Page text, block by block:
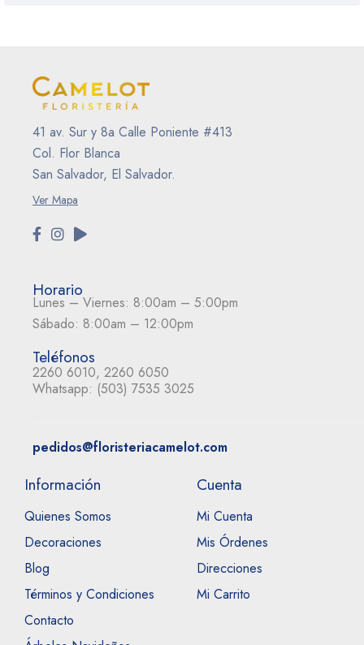
41 av. Sur y 8a Calle Poniente #413
Col. Flor Blanca
San Salvador, El Salvador.
Ver Mapa
Horario
Lunes – Viernes: 8:00am – 5:00pm
Sábado: 8:00am – 12:00pm
Teléfonos
2260 6010, 2260 6050
Whatsapp: (503) 7535 3025
pedidos@floristeriacamelot.com
Información
Quienes Somos
Decoraciones
Blog
Términos y Condiciones
Contacto
Cuenta
Mi Cuenta
Mis Órdenes
Direcciones
Mi Carrito